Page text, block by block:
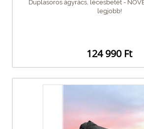
Duplasoros ágyrács, lécesbetét -
legjobb!
124 990 Ft